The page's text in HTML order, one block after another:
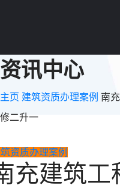
资讯中心
主页 建筑资质办理案例 南
修二升一
资质办理案例
充建筑工